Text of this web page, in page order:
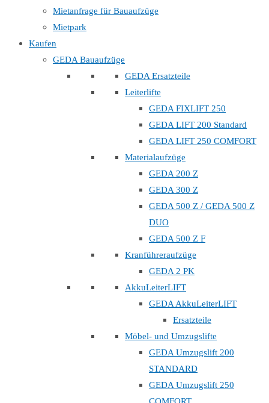
Mietanfrage für Bauaufzüge
Mietpark
Kaufen
GEDA Bauaufzüge
GEDA Ersatzteile
Leiterlifte
GEDA FIXLIFT 250
GEDA LIFT 200 Standard
GEDA LIFT 250 COMFORT
Materialaufzüge
GEDA 200 Z
GEDA 300 Z
GEDA 500 Z / GEDA 500 Z
DUO
GEDA 500 Z F
Kranführeraufzüge
GEDA 2 PK
AkkuLeiterLIFT
GEDA AkkuLeiterLIFT
Ersatzteile
Möbel- und Umzugslifte
GEDA Umzugslift 200
STANDARD
GEDA Umzugslift 250